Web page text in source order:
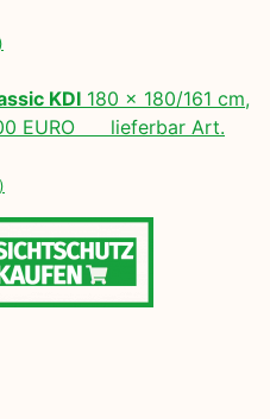
KDI 180 x 180/161 cm,
EURO lieferbar Art.